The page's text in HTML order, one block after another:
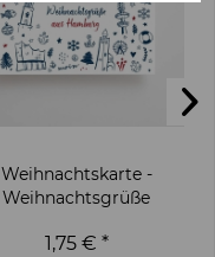
Weihnachtskarte -
Weihnachtsgrüße
1,75 € *